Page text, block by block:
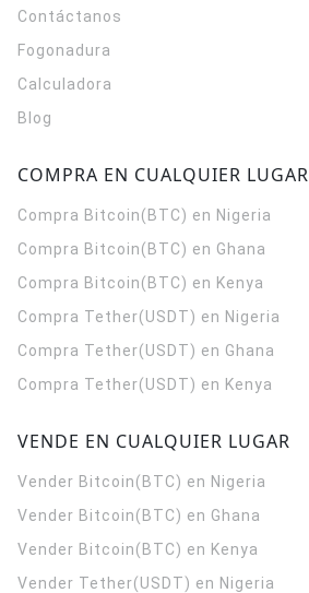
Contáctanos
Fogonadura
Calculadora
Blog
COMPRA EN CUALQUIER LUGAR
Compra Bitcoin(BTC) en Nigeria
Compra Bitcoin(BTC) en Ghana
Compra Bitcoin(BTC) en Kenya
Compra Tether(USDT) en Nigeria
Compra Tether(USDT) en Ghana
Compra Tether(USDT) en Kenya
VENDE EN CUALQUIER LUGAR
Vender Bitcoin(BTC) en Nigeria
Vender Bitcoin(BTC) en Ghana
Vender Bitcoin(BTC) en Kenya
Vender Tether(USDT) en Nigeria